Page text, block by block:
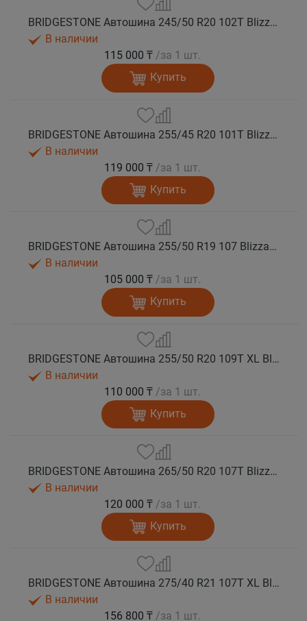
BRIDGESTONE Автошина 245/50 R20 102T Blizzak DM-V3 зима
В наличии
115 000 ₸ /за 1 шт.
Купить
BRIDGESTONE Автошина 255/45 R20 101T Blizzak DM-V3 зима
В наличии
119 000 ₸ /за 1 шт.
Купить
BRIDGESTONE Автошина 255/50 R19 107 Blizzak DM-V3 зима
В наличии
105 000 ₸ /за 1 шт.
Купить
BRIDGESTONE Автошина 255/50 R20 109T XL Blizzak DM-V3 зима
В наличии
110 000 ₸ /за 1 шт.
Купить
BRIDGESTONE Автошина 265/50 R20 107T Blizzak DM-V3 зима
В наличии
120 000 ₸ /за 1 шт.
Купить
BRIDGESTONE Автошина 275/40 R21 107T XL Blizzak DM-V3 зима
В наличии
156 800 ₸ /за 1 шт.